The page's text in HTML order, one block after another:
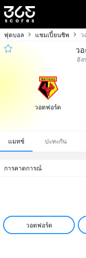
ฟุตบอล แชมเปี้ยนชิพ ว
ว
อัง
วอตฟอร์ด
แมทช์ ปะทะกัน
การคาดการณ์
วอตฟอร์ด